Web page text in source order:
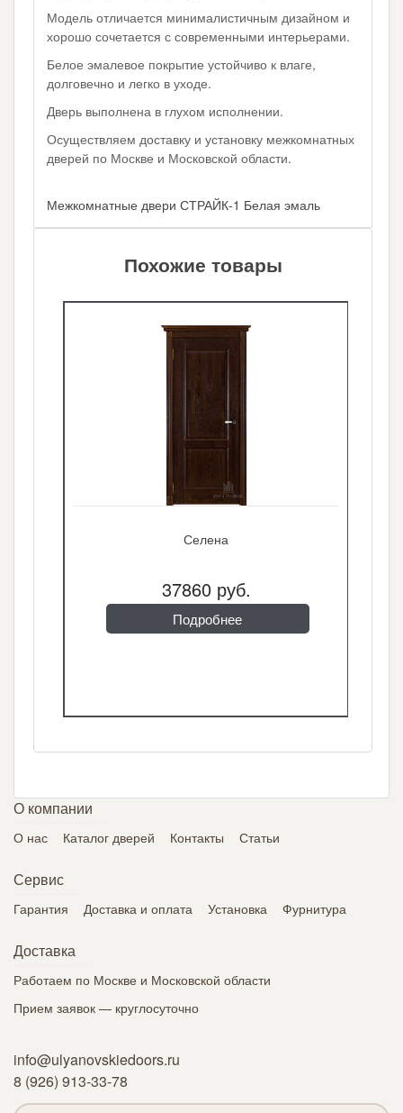
Модель отличается минималистичным дизайном и
хорошо сочетается с современными интерьерами.
Белое эмалевое покрытие устойчиво к влаге,
долговечно и легко в уходе.
Дверь выполнена в глухом исполнении.
Осуществляем доставку и установку межкомнатных
дверей по Москве и Московской области.
Межкомнатные двери СТРАЙК-1 Белая эмаль
Похожие товары
Селена
37860 руб.
Подробнее
О компании
О нас Каталог дверей Контакты Статьи
Сервис
Гарантия Доставка и оплата Установка Фурнитура
Доставка
Работаем по Москве и Московской области
Прием заявок — круглосуточно
info@ulyanovskiedoors.ru
8 (926) 913-33-78